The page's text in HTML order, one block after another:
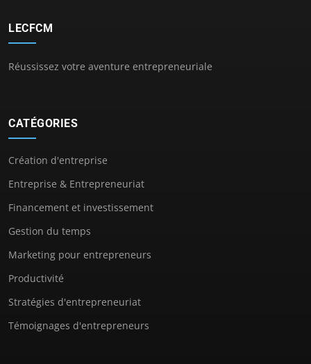
LECFCM
Réussissez votre aventure entrepreneuriale
CATÉGORIES
Création d'entreprise
Entreprise & Entrepreneuriat
Financement et investissement
Gestion du temps
Marketing pour entrepreneurs
Productivité
Stratégies d'entrepreneuriat
Témoignages d'entrepreneurs